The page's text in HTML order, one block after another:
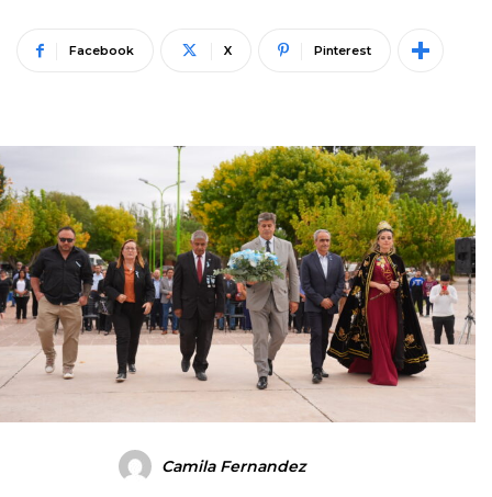
Facebook X Pinterest
Camila Fernandez